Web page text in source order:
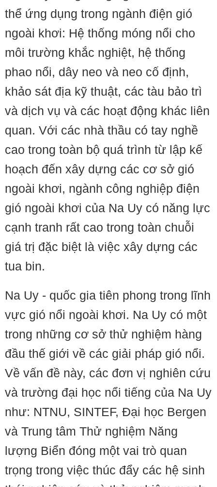
thể ứng dụng trong ngành điện gió
ngoài khơi: Hệ thống móng nổi cho
môi trường khắc nghiệt, hệ thống
phao nổi, dây neo và neo cố định,
khảo sát địa kỹ thuật, các tàu bảo trì
và dịch vụ và các hoạt động khác liên
quan. Với các nhà thầu có tay nghề
cao trong toàn bộ quá trình từ lập kế
hoạch đến xây dựng các cơ sở gió
ngoài khơi, ngành công nghiệp điện
gió ngoài khơi của Na Uy có năng lực
cạnh tranh rất cao trong toàn chuỗi
giá trị đặc biệt là việc xây dựng các
tua bin.
Na Uy - quốc gia tiên phong trong lĩnh
vực gió nổi ngoài khơi. Na Uy có một
trong những cơ sở thử nghiệm hàng
đầu thế giới về các giải pháp gió nổi.
Về vấn đề này, các đơn vị nghiên cứu
và trường đại học nổi tiếng của Na Uy
như: NTNU, SINTEF, Đại học Bergen
và Trung tâm Thử nghiệm Năng
lượng Biển đóng một vai trò quan
trọng trong việc thúc đẩy các hệ sinh